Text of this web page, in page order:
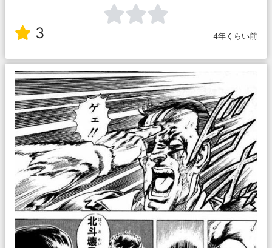
3 4年くらい前